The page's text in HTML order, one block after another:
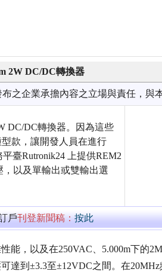
2W DC/DC轉換器
之企業承擔內容之立場與責任，與
DC/DC轉換器。因為這些
型款，讓開發人員在進行
臺Rutronik24 上提供REM2
以及單輸出或雙輸出選
戶刊登新聞稿：按此
能，以及在250VAC、5.000m下的
達到±3.3至±12VDC之間。在20MHz